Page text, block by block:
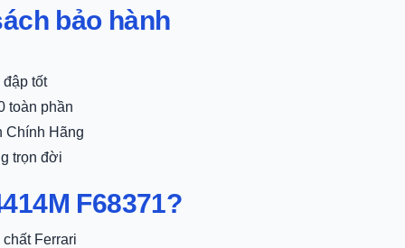
bảo hành
tốt
toàn phần
Chính Hãng
trọn đời
F68371?
Ferrari